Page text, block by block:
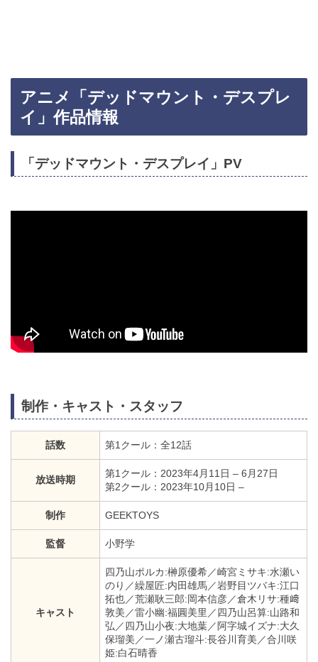
アニメ「デッドマウント・デスプレ
イ」作品情報
「デッドマウント・デスプレイ」PV
制作・キャスト・スタッフ
話数 第1クール：全12話
放送時期
第1クール：2023年4月11日 – 6月27日
第2クール：2023年10月10日 –
制作 GEEKTOYS
監督 小野学
キャスト
四乃山ポルカ:榊原優希／崎宮ミサキ:水瀬い
のり／繰屋匠:内田雄馬／岩野目ツバキ:江口
拓也／荒瀬耿三郎:岡本信彦／倉木リサ:種﨑
敦美／雷小幽:福圓美里／四乃山呂算:山路和
弘／四乃山小夜:大地葉／阿字城イズナ:大久
保瑠美／一ノ瀬古瑠斗:長谷川育美／合川咲
姫:白石晴香